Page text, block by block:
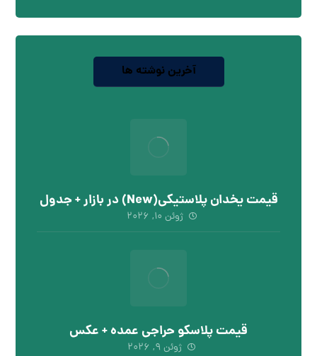
آخرین نوشته ها
قیمت یخدان پلاستیکی(New) در بازار + جدول
ژوئن ۱۰, ۲۰۲۶
قیمت پلاسکو حراجی عمده + عکس
ژوئن ۹, ۲۰۲۶